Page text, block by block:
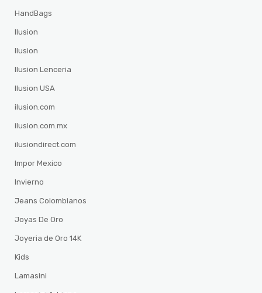
HandBags
Ilusion
Ilusion
Ilusion Lenceria
Ilusion USA
ilusion.com
ilusion.com.mx
ilusiondirect.com
Impor Mexico
Invierno
Jeans Colombianos
Joyas De Oro
Joyeria de Oro 14K
Kids
Lamasini